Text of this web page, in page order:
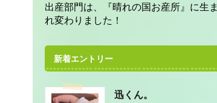
出産部門は、『晴れの国お産所』に生ま
れ変わりました！
新着エントリー
迅くん。